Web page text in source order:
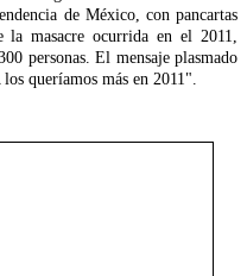
de México, con pancartas
la masacre ocurrida en el 2011,
personas. El mensaje plasmado
queríamos más en 2011".